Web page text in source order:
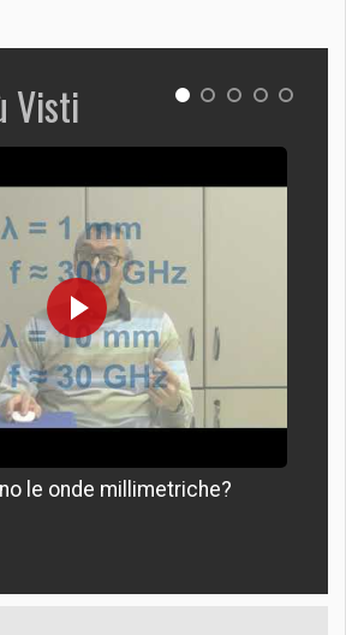
Visti
le onde millimetriche?